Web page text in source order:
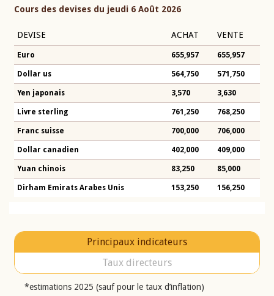
Cours des devises du jeudi 6 Août 2026
DEVISE ACHAT VENTE
Euro 655,957 655,957
Dollar us 564,750 571,750
Yen japonais 3,570 3,630
Livre sterling 761,250 768,250
Franc suisse 700,000 706,000
Dollar canadien 402,000 409,000
Yuan chinois 83,250 85,000
Dirham Emirats Arabes Unis 153,250 156,250
Principaux indicateurs
Taux directeurs
*estimations 2025 (sauf pour le taux d’inflation)